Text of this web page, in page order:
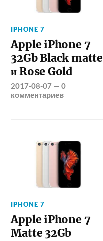
IPHONE 7
Apple iPhone 7
32Gb Black matte
и Rose Gold
2017-08-07 —0
комментариев
IPHONE 7
Apple iPhone 7
Matte 32Gb